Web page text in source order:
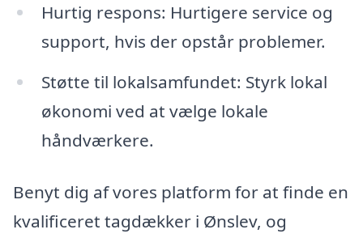
Hurtig respons: Hurtigere service og
support, hvis der opstår problemer.
Støtte til lokalsamfundet: Styrk lokal
økonomi ved at vælge lokale
håndværkere.
Benyt dig af vores platform for at finde en
kvalificeret tagdækker i Ønslev, og